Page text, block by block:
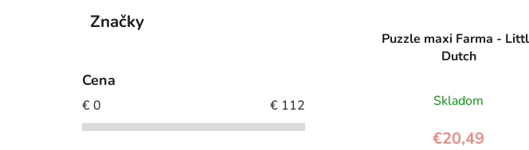
Značky
Cena
€0 € 112
Puzzle maxi Farma -
Dutch
Skladom
€20,49